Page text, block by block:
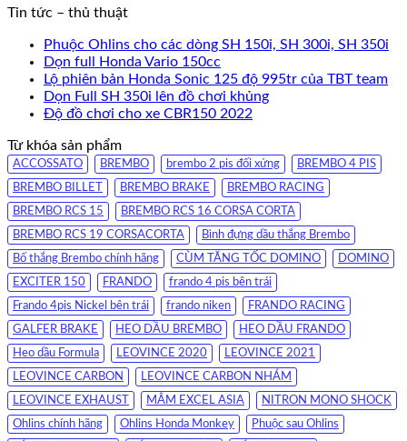
Tin tức – thủ thuật
Phuộc Ohlins cho các dòng SH 150i, SH 300i, SH 350i
Dọn full Honda Vario 150cc
Lộ phiên bản Honda Sonic 125 độ 995tr của TBT team
Dọn Full SH 350i lên đồ chơi khủng
Độ đồ chơi cho xe CBR150 2022
Từ khóa sản phẩm
ACCOSSATO BREMBO brembo 2 pis đối xứng BREMBO 4 PIS
BREMBO BILLET BREMBO BRAKE BREMBO RACING
BREMBO RCS 15 BREMBO RCS 16 CORSA CORTA
BREMBO RCS 19 CORSACORTA Bình đựng dầu thắng Brembo
Bố thắng Brembo chính hãng CÙM TĂNG TỐC DOMINO DOMINO
EXCITER 150 FRANDO frando 4 pis bên trái
Frando 4pis Nickel bên trái frando niken FRANDO RACING
GALFER BRAKE HEO DẦU BREMBO HEO DẦU FRANDO
Heo dầu Formula LEOVINCE 2020 LEOVINCE 2021
LEOVINCE CARBON LEOVINCE CARBON NHÁM
LEOVINCE EXHAUST MÂM EXCEL ASIA NITRON MONO SHOCK
Ohlins chính hãng Ohlins Honda Monkey Phuộc sau Ohlins